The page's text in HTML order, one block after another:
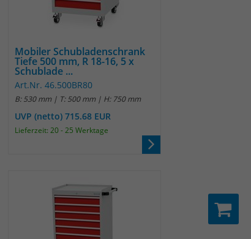
Mobiler Schubladenschrank
Tiefe 500 mm, R 18-16, 5 x
Schublade ...
Art.Nr. 46.500BR80
B: 530 mm | T: 500 mm | H: 750 mm
UVP (netto) 715.68 EUR
Lieferzeit: 20 - 25 Werktage